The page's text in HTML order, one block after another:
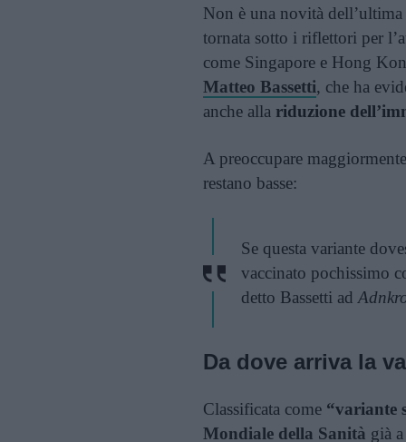
Non è una novità
tornata sotto i riflettori per
come Singapore e Hong
Matteo Bassetti, che ha
anche alla riduzione
A preoccupare
restano basse:
Se questa variante
vaccinato pochissimo
detto Bassetti ad
Da dove arriva la
Classificata come “variante
Mondiale della Sanità già